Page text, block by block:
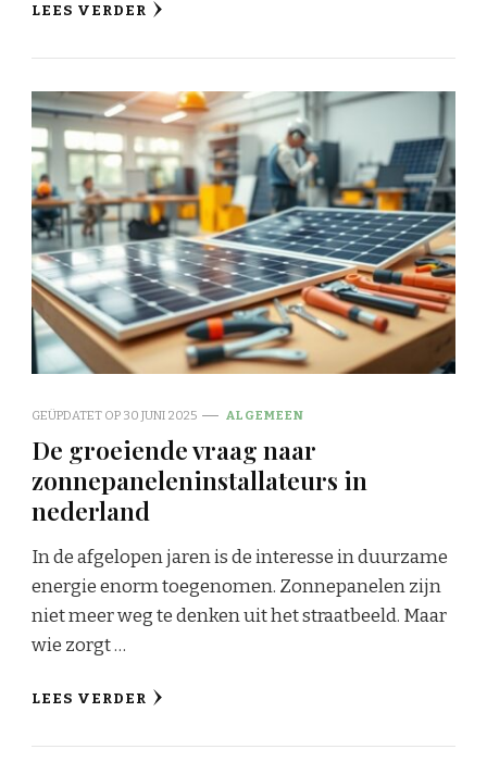
LEES VERDER
GEÜPDATET OP 30 JUNI 2025 ALGEMEEN
De groeiende vraag naar
zonnepaneleninstallateurs in
nederland
In de afgelopen jaren is de interesse in duurzame
energie enorm toegenomen. Zonnepanelen zijn
niet meer weg te denken uit het straatbeeld. Maar
wie zorgt …
LEES VERDER